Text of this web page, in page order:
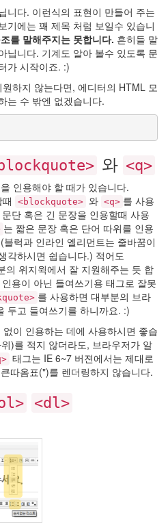
니다. 이런식의 표현이 만들어 주는
기에는 꽤 제목 처럼 보일수 있습니
를 말해주지는 못합니다. 흔히들 말
닙니다. 기계도 알아 볼수 있도록 문
가 시작이죠. :)
하지 않는다면, 에디터의 HTML 모
는 수 밖엔 없겠습니다.
와 <q>
인용해야 할 때가 있습니다.
<blockquote> 와 <q> 를 사용
단 혹은 긴 문장을 인용할때 사용
는 짧은 문장 혹은 단어 따위를 인용
럭과 인라인 엘리먼트는 줄바꿈이
각하시면 쉽습니다.) 적어도
의 위지윅에서 잘 지원해주는 듯 합
인용이 아닌 들여쓰기용 태그로 잘못
를 사용하면 대부분의 브라
두고 들여쓰기를 하니까요. :)
이 인용하는 데에 사용하시면 좋습
)를 적지 않더라도, 브라우저가 알
태그는 IE 6~7 버젼에서는 제대로
따옴표(")를 렌더링하지 않습니다.
<dl>